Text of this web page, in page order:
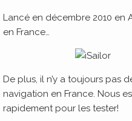
Lancé en décembre 2010 en
en France…
De plus, il n’y a toujours pas
navigation en France. Nous
rapidement pour les tester!